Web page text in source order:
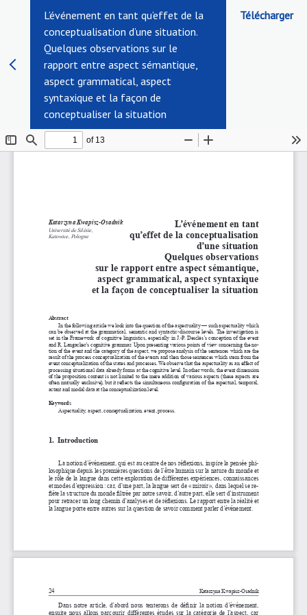
L’événement en tant qu’effet de la
conceptualisation d’une situation.
Quelques observations sur le
rapport entre aspect sémantique,
aspect grammatical, aspect
syntaxique et la façon de
conceptualiser la situation
Télécharger